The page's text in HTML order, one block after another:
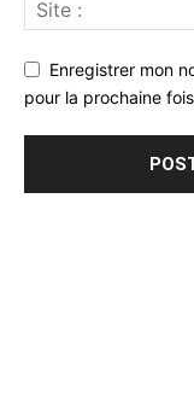
Enregistrer mon
pour la prochaine